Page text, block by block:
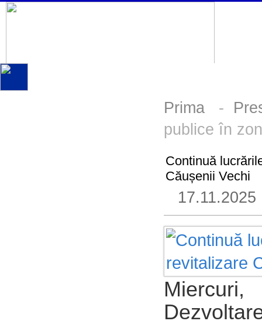
Prima -
publice în
Continuă
Căușenii Vechi
17.11.2025